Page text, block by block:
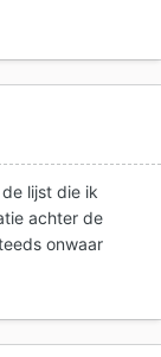
lijst die ik
achter de
onwaar